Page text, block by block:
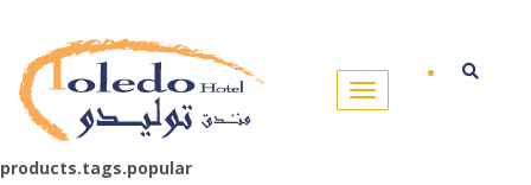
products.tags.popular